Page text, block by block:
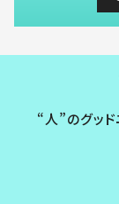
“人”のグッ